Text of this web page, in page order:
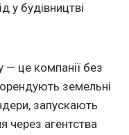
у будівництві
— це компанії без
земельні
запускають
через агентства